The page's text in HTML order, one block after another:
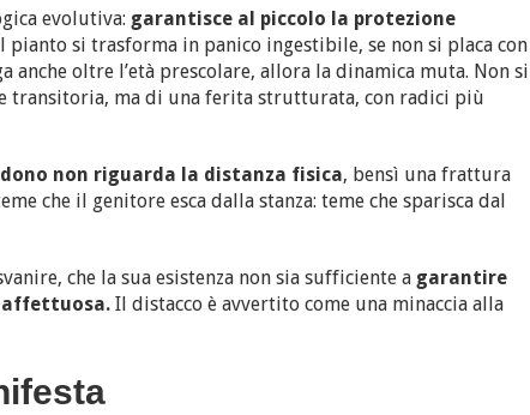
evolutiva: garantisce al piccolo la protezione
pianto si trasforma in panico ingestibile, se non si placa con
anche oltre l’età prescolare, allora la dinamica muta. Non si
transitoria, ma di una ferita strutturata, con radici più
non riguarda la distanza fisica, bensì una frattura
che il genitore esca dalla stanza: teme che sparisca dal
che la sua esistenza non sia sufficiente a garantire
affettuosa. Il distacco è avvertito come una minaccia alla